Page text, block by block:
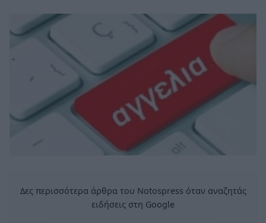
Δες περισσότερα άρθρα του Notospress όταν αναζητάς
ειδήσεις στη Google